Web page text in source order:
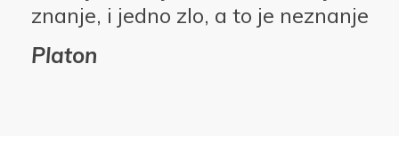
znanje, i jedno zlo, a to je neznanje
Platon